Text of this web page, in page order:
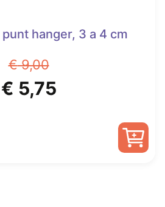
hanger, 3 a 4 cm
€9,00
Oorspronkelijke
€ 5,75Huidige